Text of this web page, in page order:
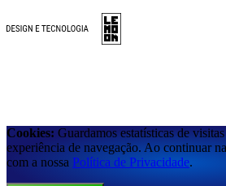
Cookies: Guardamos estatísticas de
experiência de navegação. Ao continuar
com a nossa Política de Privacidade.